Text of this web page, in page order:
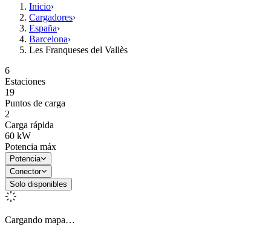
Inicio›
Cargadores›
España›
Barcelona›
Les Franqueses del Vallès
6
Estaciones
19
Puntos de carga
2
Carga rápida
60 kW
Potencia máx
Potencia
Conector
Solo disponibles
Cargando mapa…